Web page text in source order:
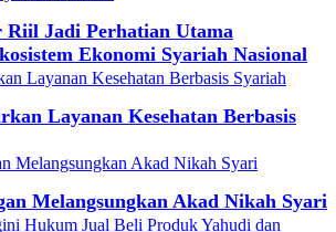
Riil Jadi Perhatian Utama
Ekonomi Syariah Nasional
Layanan Kesehatan Berbasis
Melangsungkan Akad Nikah Syari